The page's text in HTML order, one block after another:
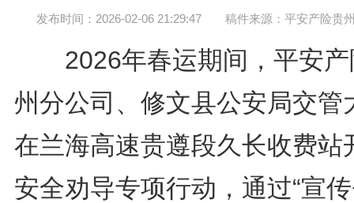
发布时间：2026-02-06 21:29:47 稿件来源：平安产险贵
2026年春运期间，平安产
州分公司、修文县公安局交管
在兰海高速贵遵段久长收费站
安全劝导专项行动，通过“宣